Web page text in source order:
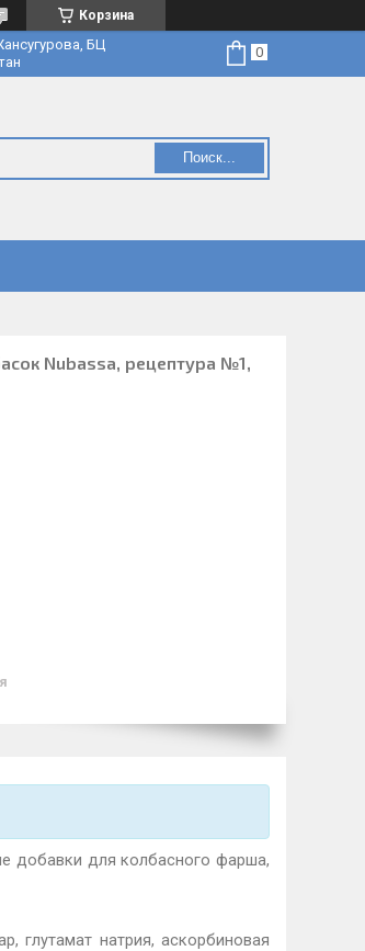
Корзина
БЦ
Поиск...
Nubassa, рецептура №1,
добавки для колбасного фарша,
глутамат натрия, аскорбиновая